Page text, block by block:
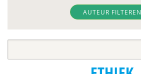
Drs. Anneke Meester-Van Laar
Martijn Arns
AUTEUR FILTEREN